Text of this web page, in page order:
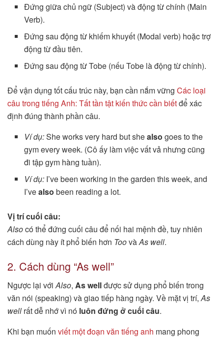
Đứng giữa chủ ngữ (Subject) và động từ chính (Main
Verb).
Đứng sau động từ khiếm khuyết (Modal verb) hoặc trợ
động từ đầu tiên.
Đứng sau động từ Tobe (nếu Tobe là động từ chính).
Để vận dụng tốt cấu trúc này, bạn cần nắm vững Các loại
câu trong tiếng Anh: Tất tần tật kiến thức cần biếtđể xác
định đúng thành phần câu.
Ví dụ:She works very hard but shealso goes to the
gym every week. (Cô ấy làm việc vất vả nhưng cũng
đi tập gym hàng tuần).
Ví dụ: I’ve been working in the garden this week, and
I’vealso been reading a lot.
Vị trí cuối câu:
Alsocó thể đứng cuối câu để nối hai mệnh đề, tuy nhiên
cách dùng này ít phổ biến hơn ToovàAs well.
2. Cách dùng “As well”
Ngược lại vớiAlso, As wellđược sử dụng phổ biến trong
văn nói (speaking) và giao tiếp hàng ngày. Về mặt vị trí,As
well rất dễ nhớ vì nó luôn đứng ở cuối câu.
Khi bạn muốn viết một đoạn văn tiếng anh mang phong